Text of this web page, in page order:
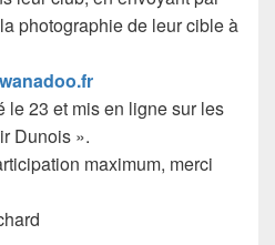
photographie de leur cible à
le 23 et mis en ligne sur les
Dunois ».
maximum, merci